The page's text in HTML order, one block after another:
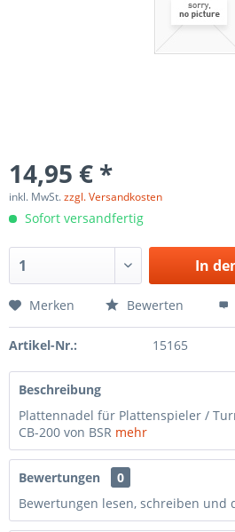
14,95 € *
inkl. MwSt.zzgl. Versandkosten
Sofort versandfertig
In
Merken Bewerten
Artikel-Nr.: 15165
Beschreibung
Plattennadel für Plattenspieler /
CB-200 von BSR mehr
Bewertungen
0
Bewertungen lesen, schreiben und